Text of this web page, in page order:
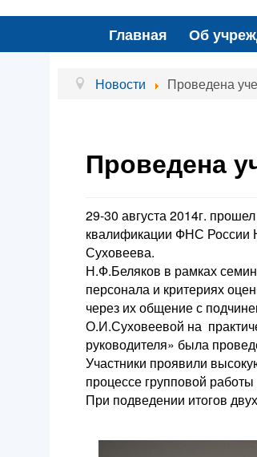
Главная Об
Новости Проведена
Проведена
29-30 августа 2014г.
квалификации ФНС России
Суховеева.
Н.Ф.Беляков в рамках
персонала и критериях
через их общение с
О.И.Суховеевой на
руководителя» была
Участники проявили
процессе групповой
При подведении итогов